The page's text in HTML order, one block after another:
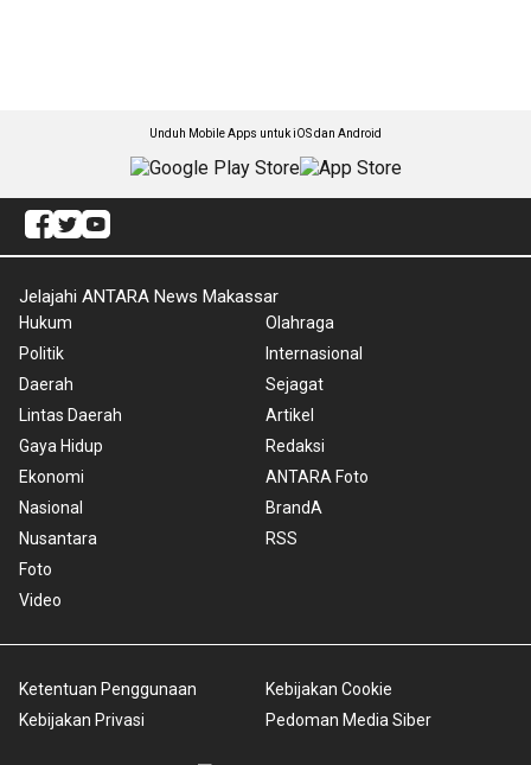
Unduh Mobile Apps untuk iOS dan Android
Jelajahi ANTARA News Makassar
Hukum
Politik
Daerah
Lintas Daerah
Gaya Hidup
Ekonomi
Nasional
Nusantara
Foto
Video
Olahraga
Internasional
Sejagat
Artikel
Redaksi
ANTARA Foto
BrandA
RSS
Ketentuan Penggunaan
Kebijakan Privasi
Kebijakan Cookie
Pedoman Media Siber